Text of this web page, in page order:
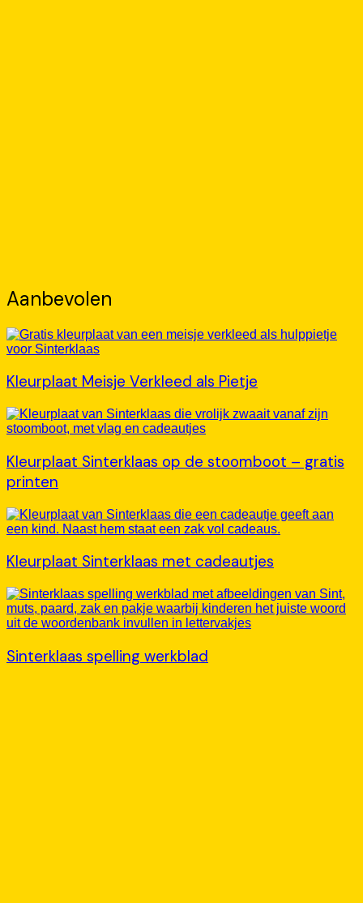
Aanbevolen
Kleurplaat Meisje Verkleed als Pietje
Kleurplaat Sinterklaas op de stoomboot – gratis
printen
Kleurplaat Sinterklaas met cadeautjes
Sinterklaas spelling werkblad